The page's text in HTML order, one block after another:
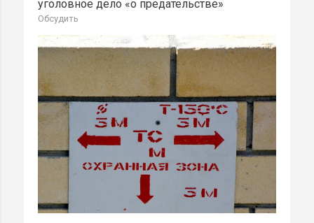
уголовное дело «о предательстве»
Обсудить